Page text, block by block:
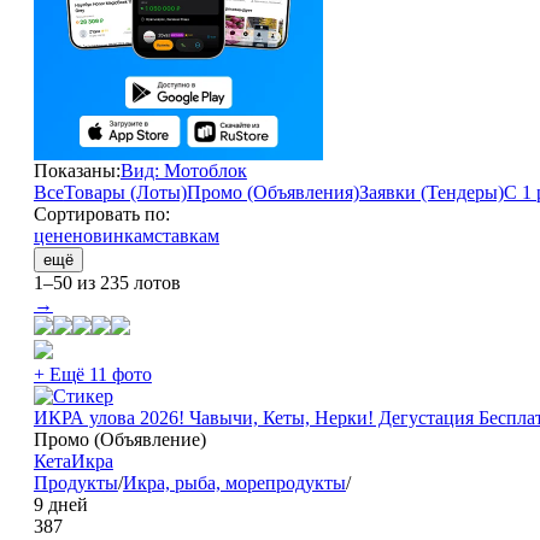
Показаны:Вид: Мотоблок
ВсеТовары (Лоты)Промо (Объявления)Заявки (Тендеры)С 1
Сортировать по:
цененовинкамставкам
ещё
1–50 из 235 лотов
→
+ Ещё 11 фото
ИКРА улова 2026! Чавычи, Кеты, Нерки! Дегустация
Промо (Объявление)
КетаИкра
Продукты/Икра, рыба, морепродукты/
9 дней
387